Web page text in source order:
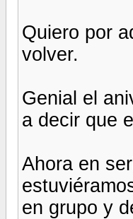
Quiero por
volver.
Genial el
a decir que
Ahora en
en grupo y